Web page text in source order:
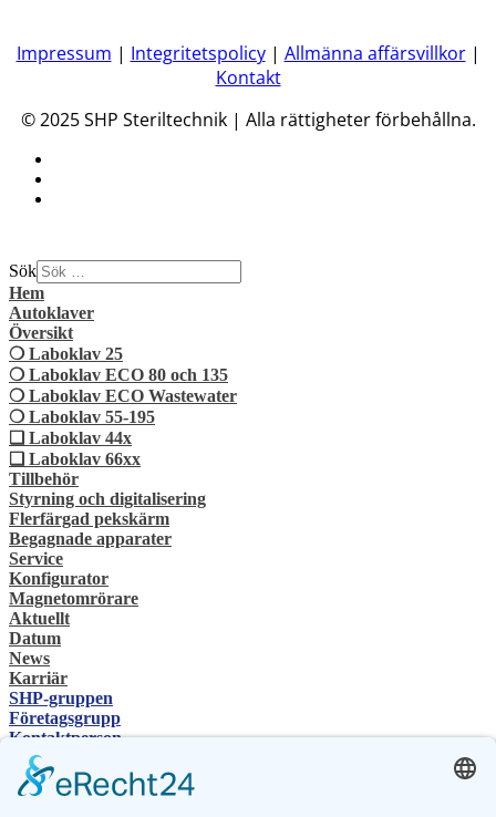
Impressum | Integritetspolicy| Allmänna affärsvillkor|
Kontakt
© 2025 SHP Steriltechnik | Alla rättigheter förbehållna.
Sök
Hem
Autoklaver
Översikt
❍ Laboklav 25
❍ Laboklav ECO 80 och 135
❍ Laboklav ECO Wastewater
❍ Laboklav 55-195
❏ Laboklav 44x
❏ Laboklav 66xx
Tillbehör
Styrning och digitalisering
Flerfärgad pekskärm
Begagnade apparater
Service
Konfigurator
Magnetomrörare
Aktuellt
Datum
News
Karriär
SHP-gruppen
Företagsgrupp
Kontaktperson
Kontakt
Återförsäljare
SHP Expertis